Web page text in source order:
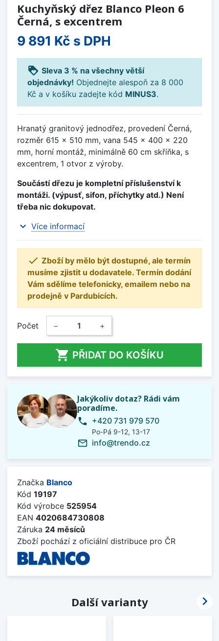
Kuchyňský dřez Blanco Pleon 6
Černá, s excentrem
9 891 Kč s DPH
loyalty Sleva 3 % na všechny větší
objednávky! Objednejte alespoň za 8 000
Kč a v košíku zadejte kód MINUS3.
Hranatý granitový jednodřez, provedení Černá,
rozměr 615 x 510 mm, vana 545 x 400 x 220
mm, horní montáž, minimálně 60 cm skříňka, s
excentrem, 1 otvor z výroby.
Součástí dřezu je kompletní příslušenství k
montáži. (výpusť, sifon, příchytky atd.) Není
třeba nic dokupovat.
expand_more Více informací
 Zboží by mělo být dostupné, ale termín
musíme zjistit u dodavatele. Termín dodání
Vám sdělíme telefonicky, emailem nebo na
prodejně v Pardubicích.
Počet − +
 PŘIDAT DO KOŠÍKU
Jakýkoliv dotaz? Rádi vám
poradíme.
phone +420 731 979 570
Po-Pá 9-12, 13-17
mail_outline info@trendo.cz
Značka Blanco
Kód 19197
Kód výrobce 525954
EAN 4020684730808
Záruka 24 měsíců
Zboží pochází z oficiální distribuce pro ČR
Další varianty 